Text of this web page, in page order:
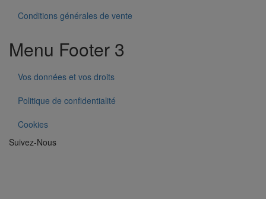
Conditions générales de vente
Menu Footer 3
Vos données et vos droits
Politique de confidentialité
Cookies
Suivez-Nous